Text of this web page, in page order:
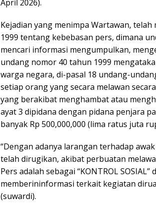
April 2026).
Kejadian yang menimpa Wartawan,
1999 tentang kebebasan pers, dimana
mencari informasi mengumpulkan,
undang nomor 40 tahun 1999
warga negara, di-pasal 18 undang-
setiap orang yang secara melawan
yang berakibat menghambat atau
ayat 3 dipidana dengan pidana penjara
banyak Rp 500,000,000 (lima ratus juta
“Dengan adanya larangan terhadap
telah dirugikan, akibat perbuatan
Pers adalah sebagai “KONTROL
memberininformasi terkait kegiatan
(suwardi).